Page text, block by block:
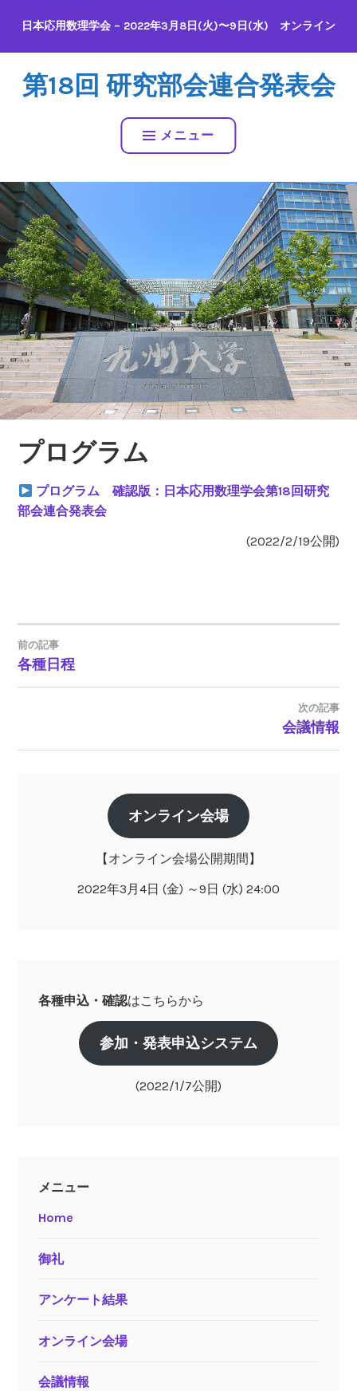
テ
プ
日本応用数理学会 – 2022年3月8日(火)〜9日(水) オンライン
第18回 研究部会連合発表会
メニュー
プログラム
プログラム 確認版：日本応用数理学会第18回研究
部会連合発表会
(2022/2/19公開)
投
稿
前の記事
各種日程
次の記事
会議情報
オンライン会場
【オンライン会場公開期間】
2022年3月4日 (金) ～9日 (水) 24:00
各種申込・確認はこちらから
参加・発表申込システム
(2022/1/7公開)
メニュー
Home
御礼
アンケート結果
オンライン会場
会議情報